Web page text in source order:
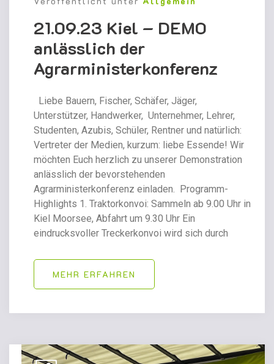
21.09.23 Kiel – DEMO
anlässlich der
Agrarministerkonferenz
Liebe Bauern, Fischer, Schäfer, Jäger,
Unterstützer, Handwerker, Unternehmer, Lehrer,
Studenten, Azubis, Schüler, Rentner und natürlich:
Vertreter der Medien, kurzum: liebe Essende! Wir
möchten Euch herzlich zu unserer Demonstration
anlässlich der bevorstehenden
Agrarministerkonferenz einladen. Programm-
Highlights 1. Traktorkonvoi: Sammeln ab 9.00 Uhr in
Kiel Moorsee, Abfahrt um 9.30 Uhr Ein
eindrucksvoller Treckerkonvoi wird sich durch
MEHR ERFAHREN